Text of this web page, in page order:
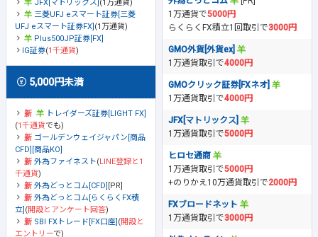
JFX[マトリックス] (1万通貨)
三菱UFJ eスマート証券[三菱
UFJ eスマート証券FX] (1万通貨)
Plus500JP証券[FX]
IG証券(1千通貨)
5,000円未満
トレイダーズ証券[LIGHT FX]
(1千通貨でも)
ゴールデンウェイジャパン[商品
CFD][商品KO]
外為ファイネスト(LINE登録と1
千通貨)
外為どっとコム[CFD] [PR]
外為どっとコム[らくらくFX積
立] (開設とアンケート回答)
SBI FXトレード[FX口座] (開設と
エントリーで)
1万通貨で5000円
らくらくFX積立1回取引で3000円
GMO外貨[外貨ex]
1万通貨取引で4000円
GMOクリック証券[FXネオ]
1万通貨取引で4000円
JFX[マトリックス]
1万通貨取引で5000円
ヒロセ通商
1万通貨取引で5000円
+のりかえ10万通貨取引で2000円
FXブロードネット
1万通貨取引で3000円